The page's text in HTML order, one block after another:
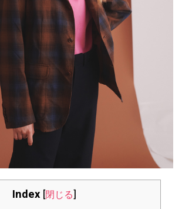
Index [閉じる]